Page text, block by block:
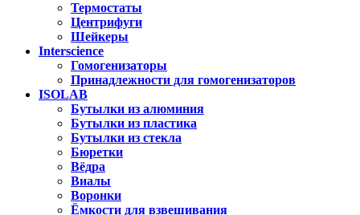
Термостаты
Центрифуги
Шейкеры
Interscience
Гомогенизаторы
Принадлежности для гомогенизаторов
ISOLAB
Бутылки из алюминия
Бутылки из пластика
Бутылки из стекла
Бюретки
Вёдра
Виалы
Воронки
Ёмкости для взвешивания